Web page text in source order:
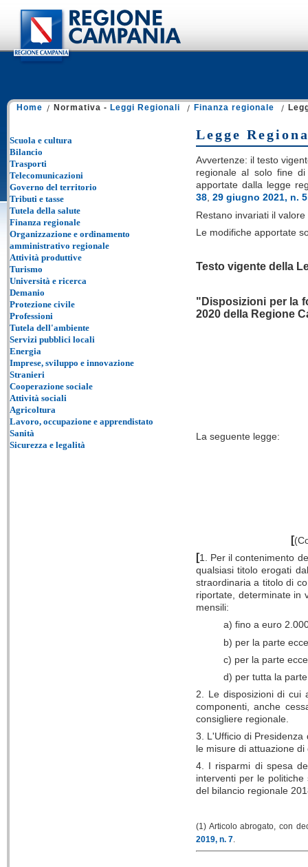
Home Normativa - Leggi Regionali Finanza regionale
Legge
Avvertenze: il testo
regionale al solo fine
apportate dalla legge
38, 29 giugno 2021, n. 5
Restano invariati il
Le modifiche apportate
Testo vigente della
"Disposizioni per la
2020 della Regione
La seguente legge:
[
[1. Per il contenimento
qualsiasi titolo erogati
straordinaria a titolo di
riportate, determinate in
mensili:
a) fino a euro
b) per la parte
c) per la parte
d) per tutta la
2. Le disposizioni di cui
componenti, anche
consigliere regionale.
3. L'Ufficio di
le misure di attuazione
4. I risparmi di spesa
interventi per le
del bilancio regionale
(1) Articolo abrogato, con
2019, n. 7.
Scuola e cultura
Bilancio
Trasporti
Telecomunicazioni
Governo del territorio
Tributi e tasse
Tutela della salute
Finanza regionale
Organizzazione e ordinamento
amministrativo regionale
Attività produttive
Turismo
Università e ricerca
Demanio
Protezione civile
Professioni
Tutela dell'ambiente
Servizi pubblici locali
Energia
Imprese, sviluppo e innovazione
Stranieri
Cooperazione sociale
Attività sociali
Agricoltura
Lavoro, occupazione e apprendistato
Sanità
Sicurezza e legalità